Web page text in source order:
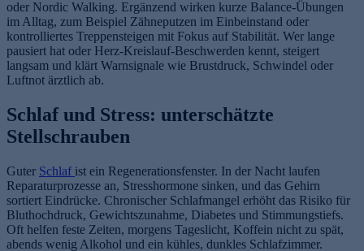
oder Nordic Walking. Ergänzend wirken kurze Balance-Übungen
im Alltag, zum Beispiel Zähneputzen im Einbeinstand oder
kontrolliertes Treppensteigen mit Fokus auf Stabilität. Wer lange
pausiert hat oder Herz-Kreislauf-Beschwerden kennt, steigert
langsam und klärt Warnsignale wie Brustdruck, Schwindel oder
Luftnot ärztlich ab.
Schlaf und Stress: unterschätzte
Stellschrauben
Guter Schlaf ist ein Regenerationsfenster. In der Nacht laufen
Reparaturprozesse an, Stresshormone sinken, und das Gehirn
sortiert Eindrücke. Chronischer Schlafmangel erhöht das Risiko für
Bluthochdruck, Gewichtszunahme, Diabetes und Stimmungstiefs.
Oft helfen feste Zeiten, morgens Tageslicht, Koffein nicht zu spät,
abends wenig Alkohol und ein kühles, dunkles Schlafzimmer.